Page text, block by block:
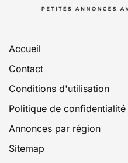
Accueil
Contact
Conditions d'utilisation
Politique de confidentialité
Annonces par région
Sitemap